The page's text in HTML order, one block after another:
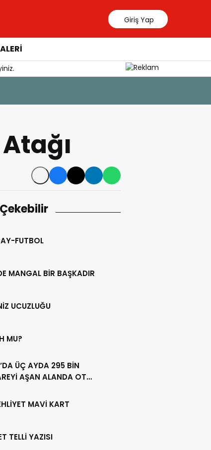
Giriş Yap
FUTBOL
MANGAL BİR BAŞKADIR
UCUZLUĞU
MU?
ÜÇ AYDA 295 BİN
AŞAN ALANDA OT
MAVİ KART
TELLİ YAZISI